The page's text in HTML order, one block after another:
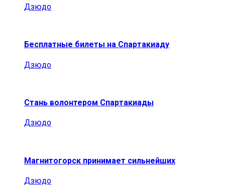
Дзюдо
Бесплатные билеты на Спартакиаду
Дзюдо
Стань волонтером Спартакиады
Дзюдо
Магнитогорск принимает сильнейших
Дзюдо